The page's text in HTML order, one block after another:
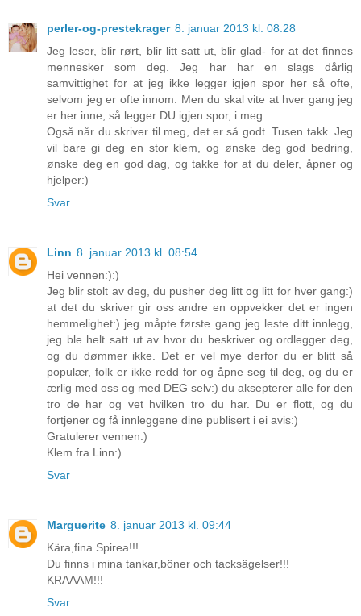
perler-og-prestekrager 8. januar 2013 kl. 08:28
Jeg leser, blir rørt, blir litt satt ut, blir glad- for at det finnes
mennesker som deg. Jeg har har en slags dårlig
samvittighet for at jeg ikke legger igjen spor her så ofte,
selvom jeg er ofte innom. Men du skal vite at hver gang jeg
er her inne, så legger DU igjen spor, i meg.
Også når du skriver til meg, det er så godt. Tusen takk. Jeg
vil bare gi deg en stor klem, og ønske deg god bedring,
ønske deg en god dag, og takke for at du deler, åpner og
hjelper:)
Svar
Linn 8. januar 2013 kl. 08:54
Hei vennen:):)
Jeg blir stolt av deg, du pusher deg litt og litt for hver gang:)
at det du skriver gir oss andre en oppvekker det er ingen
hemmelighet:) jeg måpte første gang jeg leste ditt innlegg,
jeg ble helt satt ut av hvor du beskriver og ordlegger deg,
og du dømmer ikke. Det er vel mye derfor du er blitt så
populær, folk er ikke redd for og åpne seg til deg, og du er
ærlig med oss og med DEG selv:) du aksepterer alle for den
tro de har og vet hvilken tro du har. Du er flott, og du
fortjener og få innleggene dine publisert i ei avis:)
Gratulerer vennen:)
Klem fra Linn:)
Svar
Marguerite 8. januar 2013 kl. 09:44
Kära,fina Spirea!!!
Du finns i mina tankar,böner och tacksägelser!!!
KRAAAM!!!
Svar